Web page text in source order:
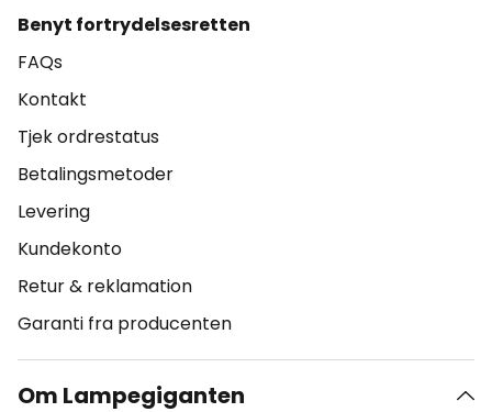
Benyt fortrydelsesretten
FAQs
Kontakt
Tjek ordrestatus
Betalingsmetoder
Levering
Kundekonto
Retur & reklamation
Garanti fra producenten
Om Lampegiganten